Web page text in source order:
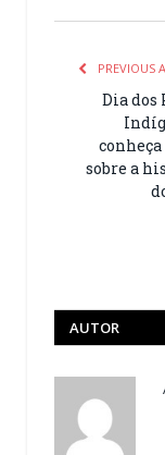
PREVIOUS
Dia dos
sobre a
AUTOR